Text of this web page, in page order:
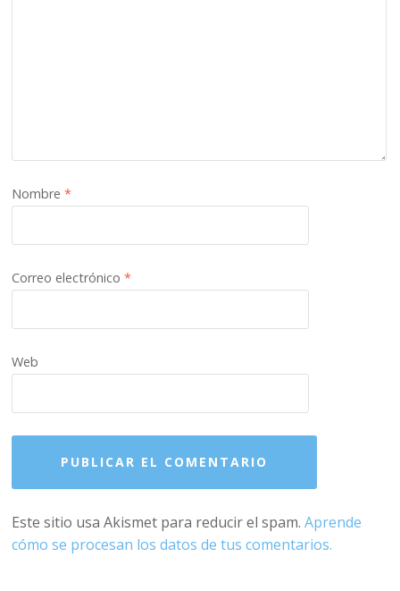
Nombre*
Correo electrónico*
Web
Este sitio usa Akismet para reducir el spam.Aprende
cómo se procesan los datos de tus comentarios.